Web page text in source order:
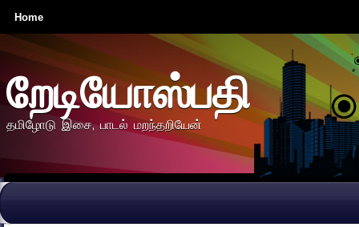
Home
றேடியோஸ்பதி
தமிழோடு இசை, பாடல் மறந்தறியேன்